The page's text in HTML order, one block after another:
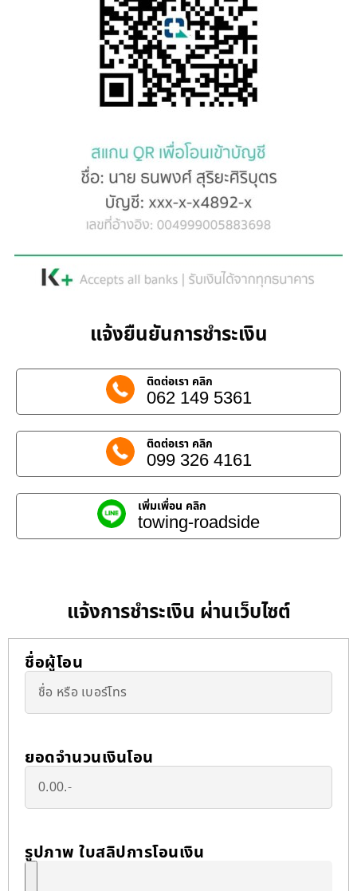
แจ้งยืนยันการชำระเงิน
ติดต่อเรา คลิก
062 149 5361
ติดต่อเรา คลิก
099 326 4161
เพิ่มเพื่อน คลิก
towing-roadside
แจ้งการชำระเงิน ผ่านเว็บไซต์
ชื่อผู้โอน
ยอดจำนวนเงินโอน
รูปภาพ ใบสลิปการโอนเงิน